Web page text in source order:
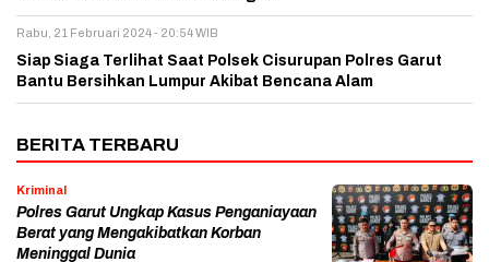
Rabu, 21 Februari 2024 - 20:54 WIB
Siap Siaga Terlihat Saat Polsek Cisurupan Polres Garut
Bantu Bersihkan Lumpur Akibat Bencana Alam
BERITA TERBARU
Kriminal
Polres Garut Ungkap Kasus Penganiayaan
Berat yang Mengakibatkan Korban
Meninggal Dunia